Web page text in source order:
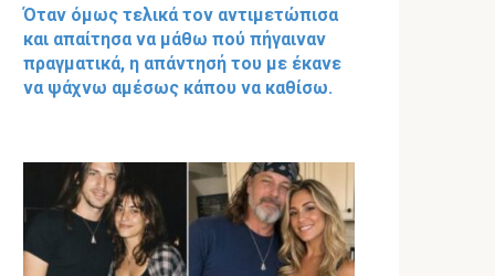
Όταν όμως τελικά τον αντιμετώπισα
και απαίτησα να μάθω πού πήγαιναν
πραγματικά, η απάντησή του με έκανε
να ψάχνω αμέσως κάπου να καθίσω.